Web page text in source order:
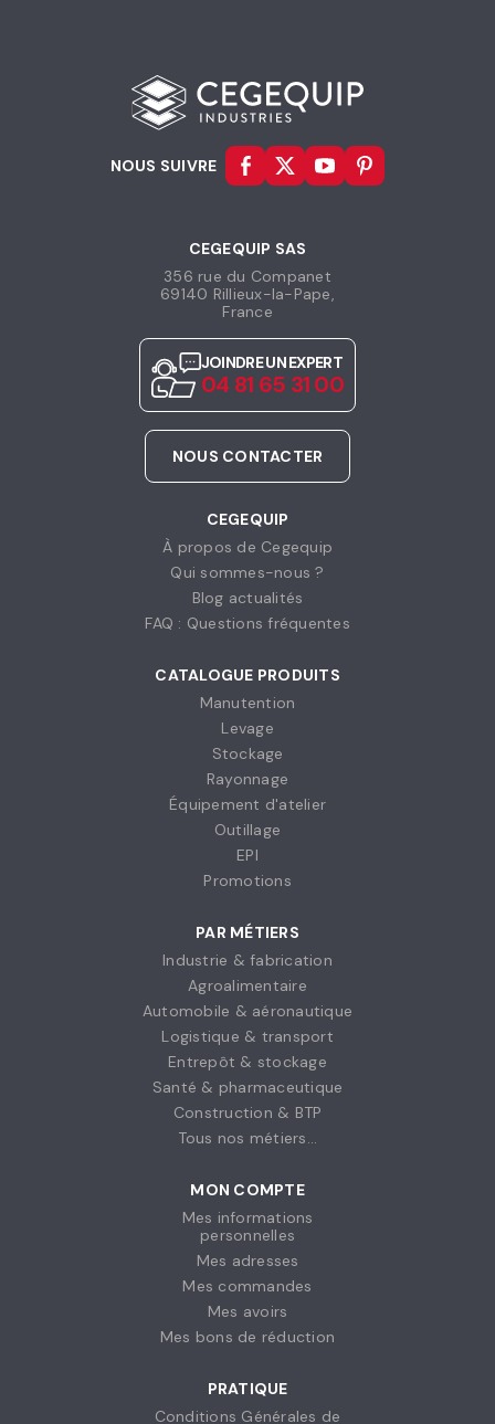
NOUS SUIVRE
CEGEQUIP SAS
356 rue du Companet
69140 Rillieux-la-Pape,
France
JOINDRE UN EXPERT
04 81 65 31 00
NOUS CONTACTER
CEGEQUIP
À propos de Cegequip
Qui sommes-nous ?
Blog actualités
FAQ : Questions fréquentes
CATALOGUE PRODUITS
Manutention
Levage
Stockage
Rayonnage
Équipement d'atelier
Outillage
EPI
Promotions
PAR MÉTIERS
Industrie & fabrication
Agroalimentaire
Automobile & aéronautique
Logistique & transport
Entrepôt & stockage
Santé & pharmaceutique
Construction & BTP
Tous nos métiers...
MON COMPTE
Mes informations
personnelles
Mes adresses
Mes commandes
Mes avoirs
Mes bons de réduction
PRATIQUE
Conditions Générales de